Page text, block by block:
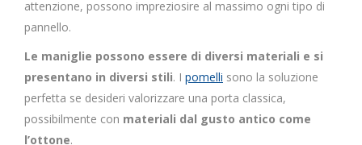
attenzione, possono impreziosire al massimo ogni tipo di
pannello.
Le maniglie possono essere di diversi materiali e si
presentano in diversi stili. I pomelli sono la soluzione
perfetta se desideri valorizzare una porta classica,
possibilmente con materiali dal gusto antico come
l’ottone.